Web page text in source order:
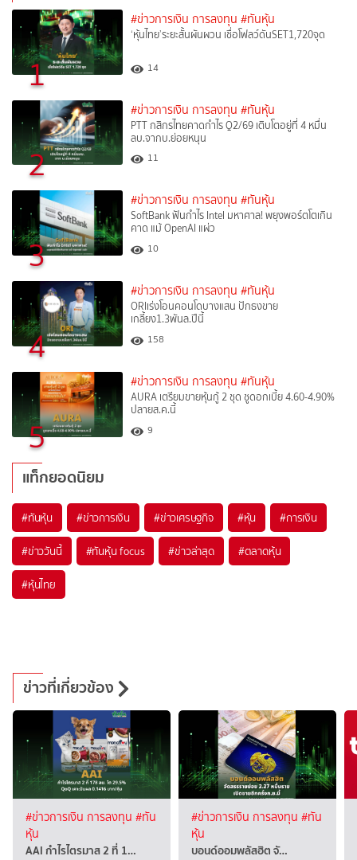
1
#ข่าวการเงิน การลงทุน #ทันหุ้น
‘หุ้นไทย’ระยะสั้นผันผวน เชื่อโฟลว์ดันSET1,720จุด
14
2
#ข่าวการเงิน การลงทุน #ทันหุ้น
PTT กสิกรไทยคาดกำไร Q2/69 เติบโตอยู่ที่ 4 หมื่น
ลบ.จากบ.ย่อยหนุน
11
3
#ข่าวการเงิน การลงทุน #ทันหุ้น
SoftBank ฟันกำไร Intel มหาศาล! พยุงพอร์ตโตเกิน
คาด แม้ OpenAI แผ่ว
10
4
#ข่าวการเงิน การลงทุน #ทันหุ้น
ORIเร่งโอนคอนโดบางแสน ปักธงขาย
เกลี้ยง1.3พันล.ปีนี้
158
5
#ข่าวการเงิน การลงทุน #ทันหุ้น
AURA เตรียมขายหุ้นกู้ 2 ชุด ชูดอกเบี้ย 4.60-4.90%
ปลายส.ค.นี้
9
แท็กยอดนิยม
#ทันหุ้น #ข่าวการเงิน #ข่าวเศรษฐกิจ #หุ้น #การเงิน
#ข่าววันนี้ #ทันหุ้น focus #ข่าวล่าสุด #ตลาดหุ้น
#หุ้นไทย
ข่าวที่เกี่ยวข้อง
#ข่าวการเงิน การลงทุน #ทัน
หุ้น
AAI กำไรไตรมาส 2 ที่ 1…
#ข่าวการเงิน การลงทุน #ทัน
หุ้น
บอนด์ออมพลัสฮิต จั…